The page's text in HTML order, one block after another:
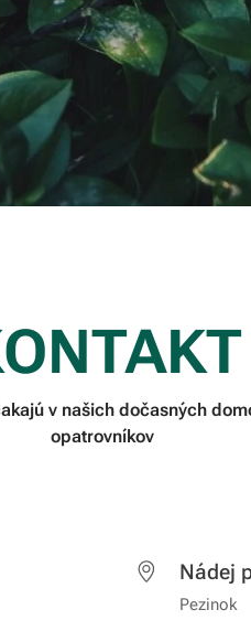
v našich dočasných
opatrovníkov
Nádej
Pezinok